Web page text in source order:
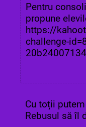
Pentru
propune
https://
challenge-
Cu toții putem
Rebusul să îl